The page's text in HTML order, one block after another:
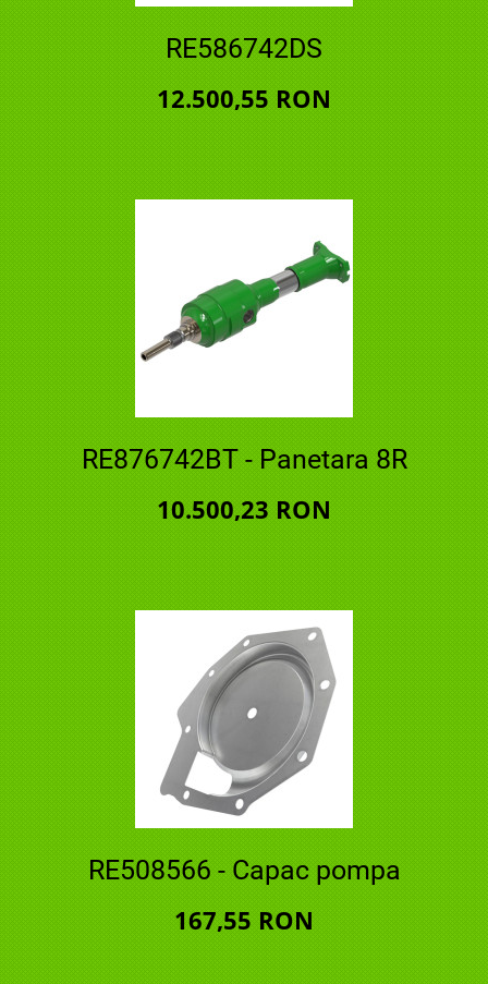
RE586742DS
12.500,55 RON
RE876742BT - Panetara 8R
10.500,23 RON
RE508566 - Capac pompa
167,55 RON